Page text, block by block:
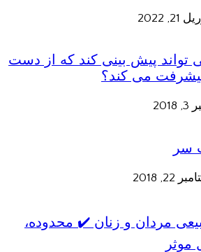
21, 2022
تواند پیش بینی کند که از دست
می کند؟
سر
22, 2018
مردان و زنان ✔️ محدوده،
موثر